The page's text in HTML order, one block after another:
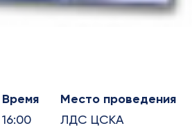
Время
Место проведения
16:00
ЛДС ЦСКА